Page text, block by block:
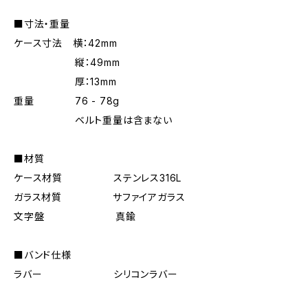
■寸法・重量
ケース寸法 横：42mm
縦：49mm
厚：13mm
重量 76 - 78g
ベルト重量は含まない
■材質
ケース材質 ステンレス316L
ガラス材質 サファイアガラス
文字盤 真鍮
■バンド仕様
ラバー シリコンラバー